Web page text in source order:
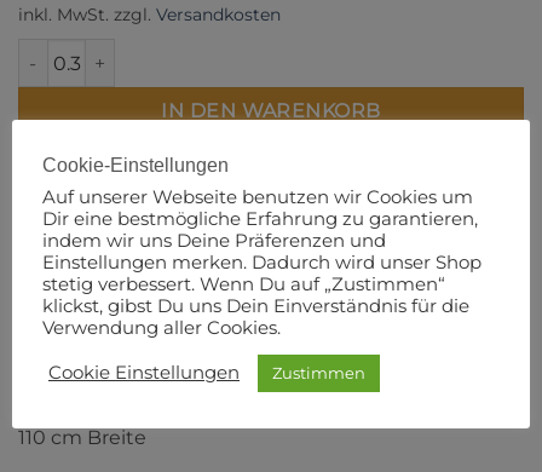
inkl. MwSt. zzgl. Versandkosten
Sunflower Whispers Dots Menge
IN DEN WARENKORB
BESCHREIBUNG
ZUSÄTZLICHE INFORMATIONEN
PRODUKTSICHERHEIT
110 cm Breite
Cookie-Einstellungen
Auf unserer Webseite benutzen wir Cookies um
Dir eine bestmögliche Erfahrung zu garantieren,
indem wir uns Deine Präferenzen und
Einstellungen merken. Dadurch wird unser Shop
stetig verbessert. Wenn Du auf „Zustimmen“
klickst, gibst Du uns Dein Einverständnis für die
Verwendung aller Cookies.
Cookie Einstellungen Zustimmen